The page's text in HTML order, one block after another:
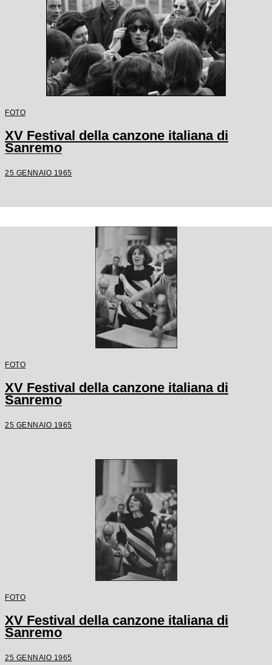
FOTO
XV Festival della canzone italiana di
Sanremo
25 GENNAIO 1965
FOTO
XV Festival della canzone italiana di
Sanremo
25 GENNAIO 1965
FOTO
XV Festival della canzone italiana di
Sanremo
25 GENNAIO 1965